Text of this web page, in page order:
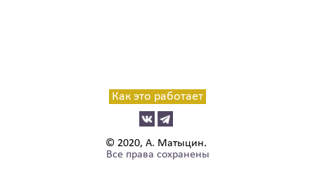
Как это работает
© 2020, А. Матыцин.
Все права сохранены